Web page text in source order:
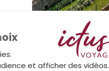
et afficher des vidéos.